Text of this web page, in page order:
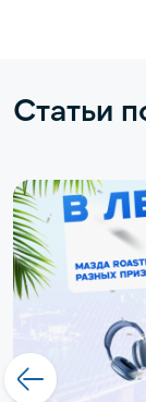
Статьи